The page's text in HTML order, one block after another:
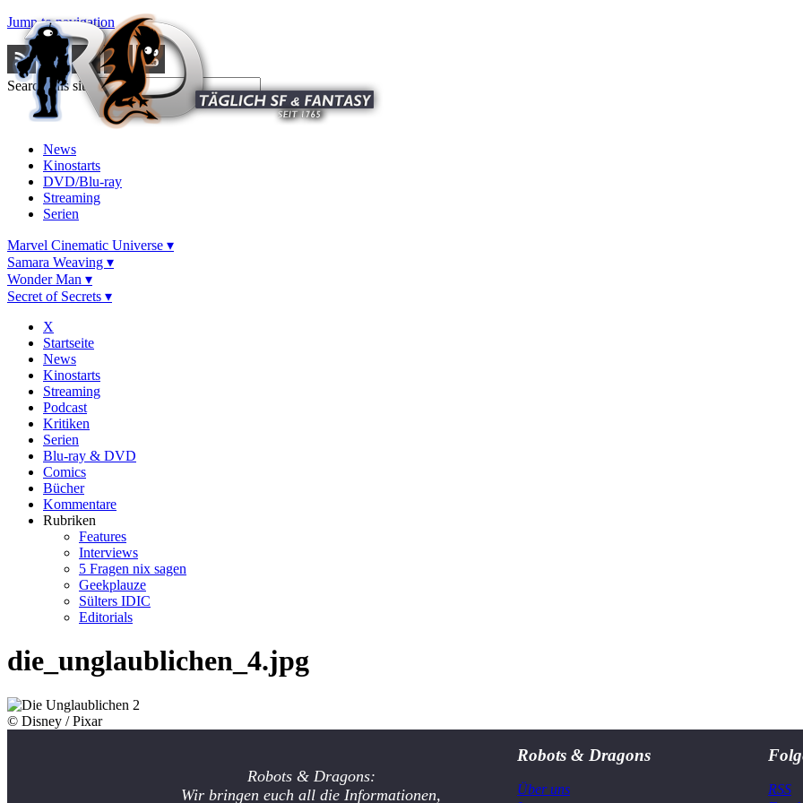
Jump to navigation
Search this site
News
Kinostarts
DVD/Blu-ray
Streaming
Serien
Marvel Cinematic Universe ▾
Samara Weaving ▾
Wonder Man ▾
Secret of Secrets ▾
X
Startseite
News
Kinostarts
Streaming
Podcast
Kritiken
Serien
Blu-ray & DVD
Comics
Bücher
Kommentare
Rubriken
Features
Interviews
5 Fragen nix sagen
Geekplauze
Sülters IDIC
Editorials
die_unglaublichen_4.jpg
© Disney / Pixar
Robots & Dragons:
Wir bringen euch all die Informationen,
Robots & Dragons
Über uns
RSS